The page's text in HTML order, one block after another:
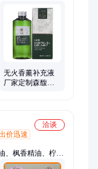
无火香薰补充液
厂家定制森馥雅
洽谈
价迅速
、枫香精油、柠檬
、香附精油、香根